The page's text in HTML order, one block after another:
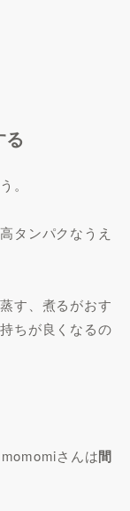
。
タンパクなうえ
す、煮るがおす
ちが良くなるの
さんは間